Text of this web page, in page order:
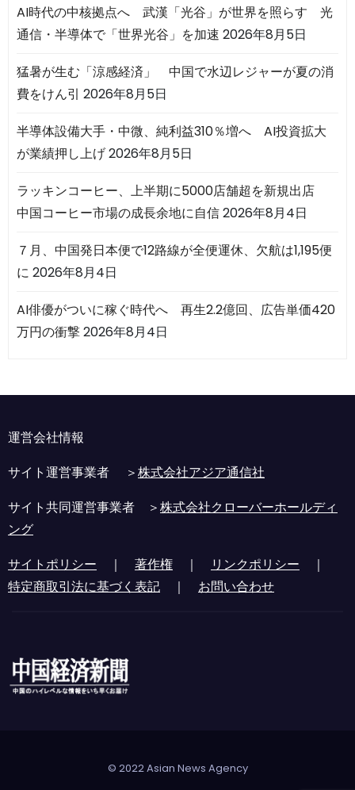
AI時代の中核拠点へ 武漢「光谷」が世界を照らす 光
通信・半導体で「世界光谷」を加速 2026年8月5日
猛暑が生む「涼感経済」 中国で水辺レジャーが夏の消
費をけん引 2026年8月5日
半導体設備大手・中微、純利益310％増へ AI投資拡大
が業績押し上げ2026年8月5日
ラッキンコーヒー、上半期に5000店舗超を新規出店
中国コーヒー市場の成長余地に自信2026年8月4日
７月、中国発日本便で12路線が全便運休、欠航は1,195便
に 2026年8月4日
AI俳優がついに稼ぐ時代へ 再生2.2億回、広告単価420
万円の衝撃2026年8月4日
運営会社情報
サイト運営事業者 ＞株式会社アジア通信社
サイト共同運営事業者 ＞株式会社クローバーホールディ
ング
サイトポリシー ｜ 著作権 ｜ リンクポリシー ｜
特定商取引法に基づく表記 ｜ お問い合わせ
© 2022 Asian News Agency